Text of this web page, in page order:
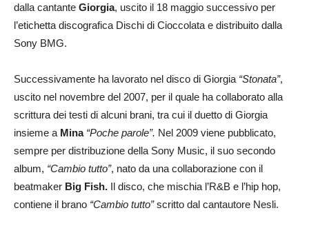
dalla cantante Giorgia, uscito il 18 maggio successivo per
l’etichetta discografica Dischi di Cioccolata e distribuito dalla
Sony BMG.
Successivamente ha lavorato nel disco di Giorgia “Stonata”,
uscito nel novembre del 2007, per il quale ha collaborato alla
scrittura dei testi di alcuni brani, tra cui il duetto di Giorgia
insieme a Mina “Poche parole”. Nel 2009 viene pubblicato,
sempre per distribuzione della Sony Music, il suo secondo
album, “Cambio tutto”, nato da una collaborazione con il
beatmaker Big Fish. Il disco, che mischia l’R&B e l’hip hop,
contiene il brano “Cambio tutto”scritto dal cantautore Nesli.